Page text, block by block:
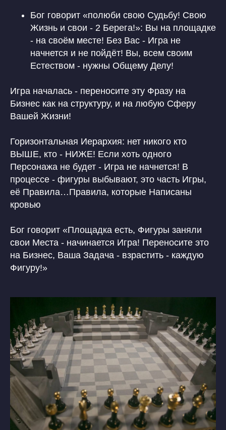
Бог говорит «полюби свою Судьбу! Свою
Жизнь и свои - 2 Берега!»: Вы на площадке
- на своём месте! Без Вас - Игра не
начнется и не пойдёт! Вы, всем своим
Естеством - нужны Общему Делу!
Игра началась - переносите эту Фразу на
Бизнес как на структуру, и на любую Сферу
Вашей Жизни!
Горизонтальная Иерархия: нет никого кто
ВЫШЕ, кто - НИЖЕ! Если хоть одного
Персонажа не будет - Игра не начнется! В
процессе - фигуры выбывают, это часть Игры,
её Правила…Правила, которые Написаны
кровью
Бог говорит «Площадка есть, Фигуры заняли
свои Места - начинается Игра! Переносите это
на Бизнес, Ваша Задача - взрастить - каждую
Фигуру!»